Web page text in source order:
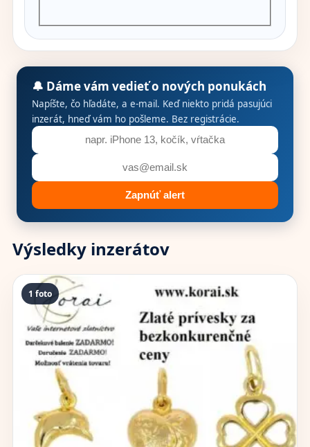
🔔 Dáme vám vedieť o nových ponukách
Napíšte, čo hľadáte, a e-mail. Keď niekto pridá pasujúci
inzerát, hneď vám ho pošleme. Bez registrácie.
Zapnúť alert
Výsledky inzerátov
1 foto